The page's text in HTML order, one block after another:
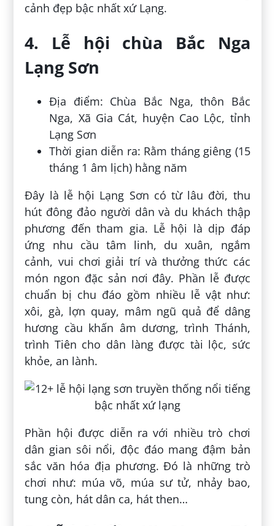
cảnh đẹp bậc nhất xứ Lạng.
4. Lễ hội chùa Bắc Nga
Lạng Sơn
Địa điểm: Chùa Bắc Nga, thôn Bắc
Nga, Xã Gia Cát, huyện Cao Lộc, tỉnh
Lạng Sơn
Thời gian diễn ra: Rằm tháng giêng (15
tháng 1 âm lịch) hằng năm
Đây là lễ hội Lạng Sơn có từ lâu đời, thu
hút đông đảo người dân và du khách thập
phương đến tham gia. Lễ hội là dịp đáp
ứng nhu cầu tâm linh, du xuân, ngắm
cảnh, vui chơi giải trí và thưởng thức các
món ngon đặc sản nơi đây. Phần lễ được
chuẩn bị chu đáo gồm nhiều lễ vật như:
xôi, gà, lợn quay, mâm ngũ quả để dâng
hương cầu khấn âm dương, trình Thánh,
trình Tiên cho dân làng được tài lộc, sức
khỏe, an lành.
Phần hội được diễn ra với nhiều trò chơi
dân gian sôi nổi, độc đáo mang đậm bản
sắc văn hóa địa phương. Đó là những trò
chơi như: múa võ, múa sư tử, nhảy bao,
tung còn, hát dân ca, hát then…